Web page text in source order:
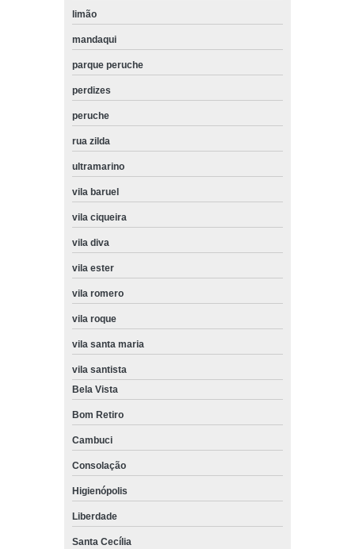
limão
mandaqui
parque peruche
perdizes
peruche
rua zilda
ultramarino
vila baruel
vila ciqueira
vila diva
vila ester
vila romero
vila roque
vila santa maria
vila santista
Bela Vista
Bom Retiro
Cambuci
Consolação
Higienópolis
Liberdade
Santa Cecília